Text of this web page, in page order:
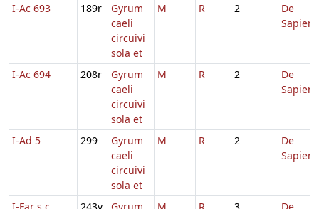
I-Ac 693 189r
Gyrum
caeli
circuivi
sola et
M R 2
De
I-Ac 694 208r
Gyrum
caeli
circuivi
sola et
M R 2
De
I-Ad 5 299
Gyrum
caeli
circuivi
sola et
M R 2
De